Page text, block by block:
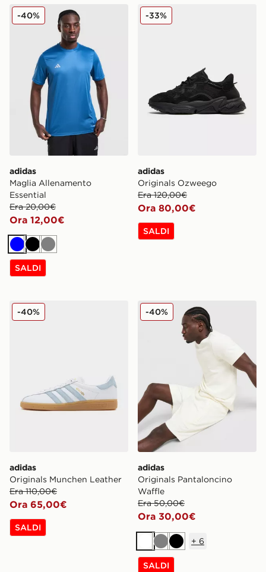
adidas Maglia Allenamento Essential
adidas
Maglia Allenamento
Essential
Era 20,00€
Ora 12,00€
-40%
BluNeroGrigio
SALDI
adidas Originals Ozweego
adidas
Originals Ozweego
Era 120,00€
Ora 80,00€
-33%
SALDI
adidas Originals Munchen Leather
adidas
Originals Munchen Leather
Era 110,00€
Ora 65,00€
-40%
SALDI
adidas Originals
adidas
Originals Pantaloncino
Waffle
Era 50,00€
Ora 30,00€
-40%
Bianco
GrigioNero
+ 6
SALDI